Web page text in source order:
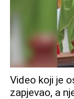
Video koji je
zapjevao, a